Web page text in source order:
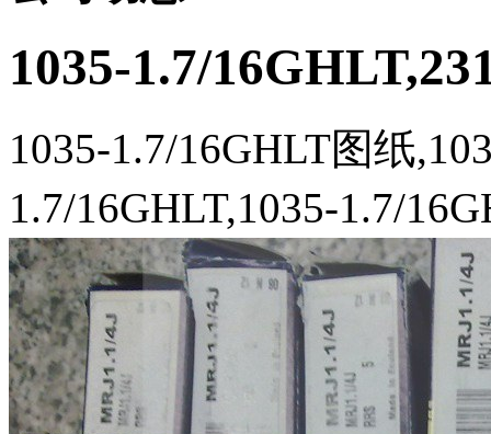
1035-1.7/
1035-1.7/16GHLT图纸
1.7/16GHLT,1035-1.7/